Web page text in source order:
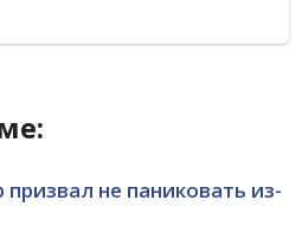
не паниковать из-